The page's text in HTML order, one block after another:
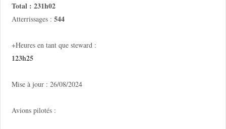
Total : 231h02
Atterrissages : 544
+Heures en tant que steward :
123h25
Mise à jour : 26/08/2024
Avions pilotés :